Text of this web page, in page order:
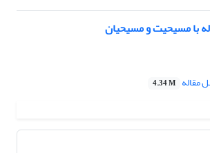
با مسیحیت و مسیحیان
مقاله 4.34 M